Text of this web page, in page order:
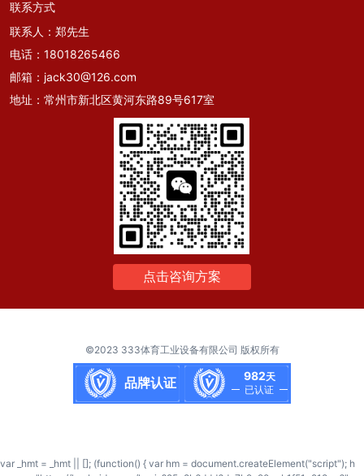
联系方式
联系人：郑先生
电话： 18018265466
邮箱： jack30@126.com
地址：常州市新北区黄河东路89号617室
点击咨询方案
©2023 333体育工业设备有限公司 版权所有
品牌认证
982天
已认证
var _hmt = _hmt || []; (function() { var hm = document.createElement("script"); h